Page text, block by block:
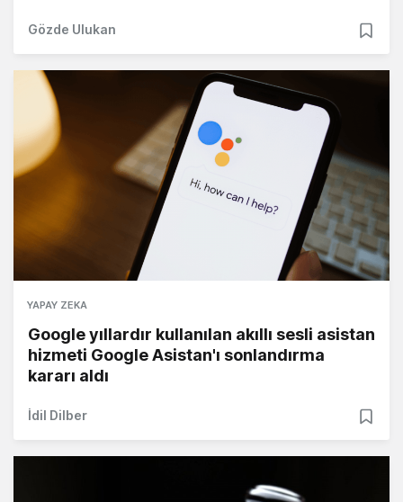
Gözde Ulukan
YAPAY ZEKA
Google yıllardır kullanılan akıllı sesli asistan
hizmeti Google Asistan'ı sonlandırma
kararı aldı
İdil Dilber